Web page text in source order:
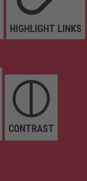
HIGHLIGHT LINKS
CONTRAST